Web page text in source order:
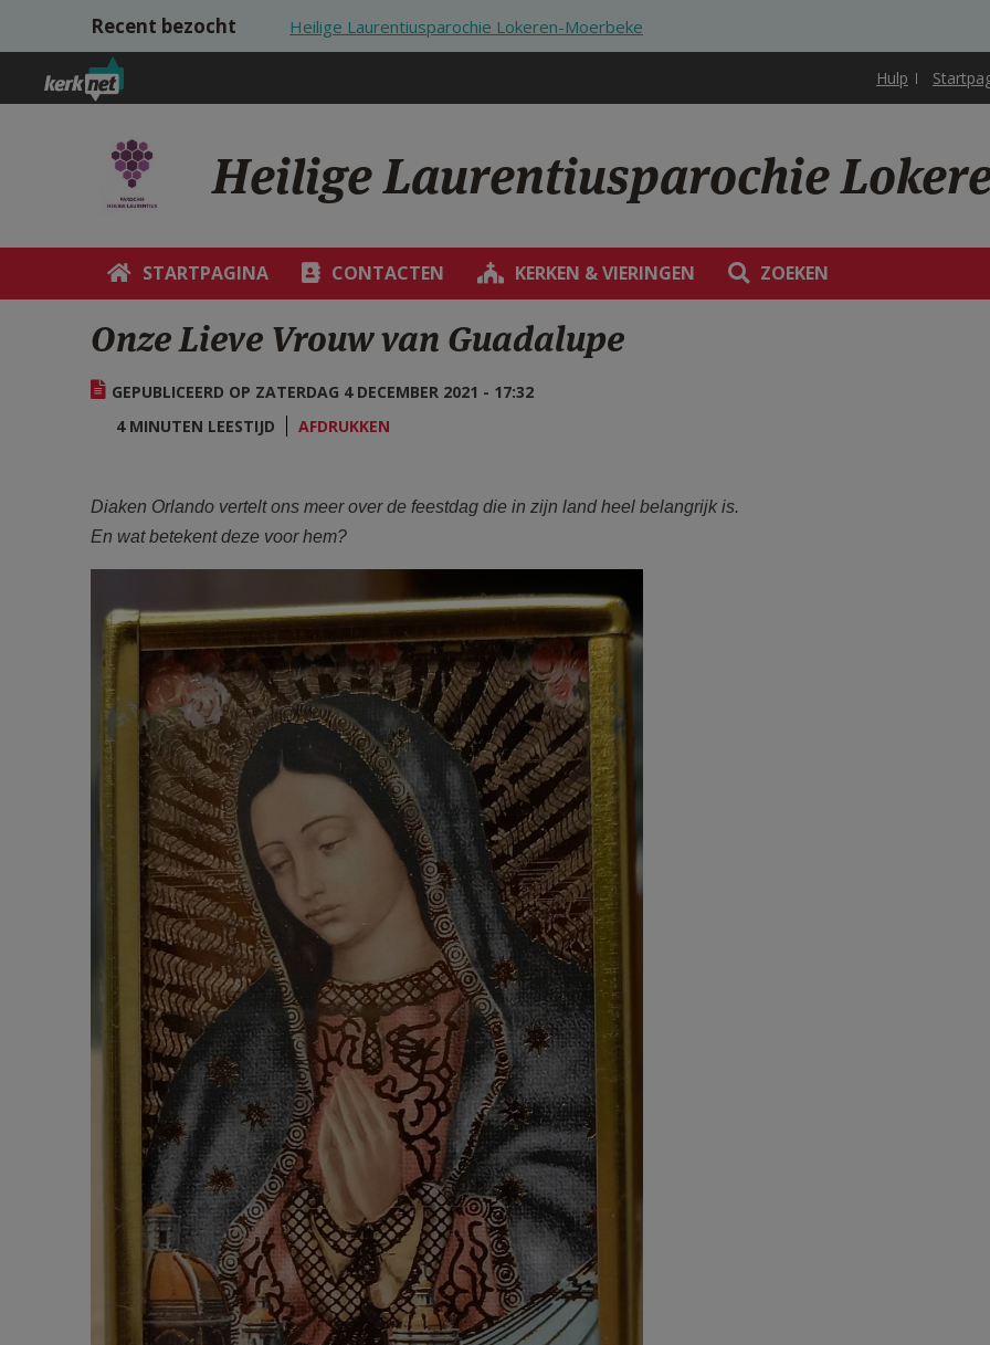
Overslaan en naar de inhoud gaan
Recent bezocht Heilige Laurentiusparochie Lokeren-Moerbeke
Hulp
Heilige Laurentiusparochie
STARTPAGINA CONTACTEN KERKEN & VIERINGEN ZOEKEN
Onze Lieve Vrouw van Guadalupe
GEPUBLICEERD OP ZATERDAG 4 DECEMBER 2021 - 17:32
4 MINUTEN LEESTIJD
AFDRUKKEN
Diaken Orlando vertelt ons meer over de feestdag die in zijn land heel belangrijk is.
En wat betekent deze voor hem?